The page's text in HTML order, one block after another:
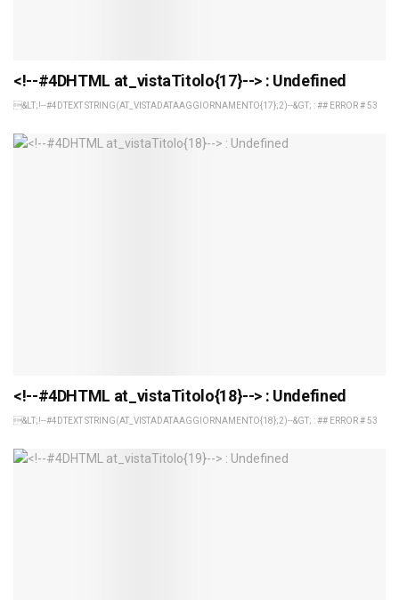
<!--#4DHTML at_vistaTitolo{17}--> : Undefined
&LT;!--#4DTEXT STRING(AT_VISTADATAAGGIORNAMENTO{17};2)--&GT; : ## ERROR # 53
<!--#4DHTML at_vistaTitolo{18}--> : Undefined
&LT;!--#4DTEXT STRING(AT_VISTADATAAGGIORNAMENTO{18};2)--&GT; : ## ERROR # 53